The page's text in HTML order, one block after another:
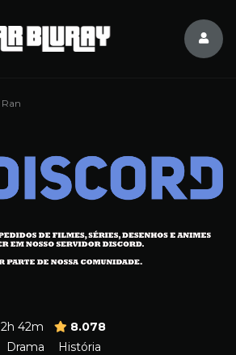
Ran
2h 42m
8.078
Drama História